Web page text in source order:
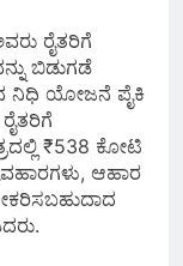
ರೈತರಿಗೆ
ಬಿಡುಗಡೆ
ನಿಧಿ ಯೋಜನೆ ಪೈಕಿ
₹538 ಕೋಟಿ
ಆಹಾರ